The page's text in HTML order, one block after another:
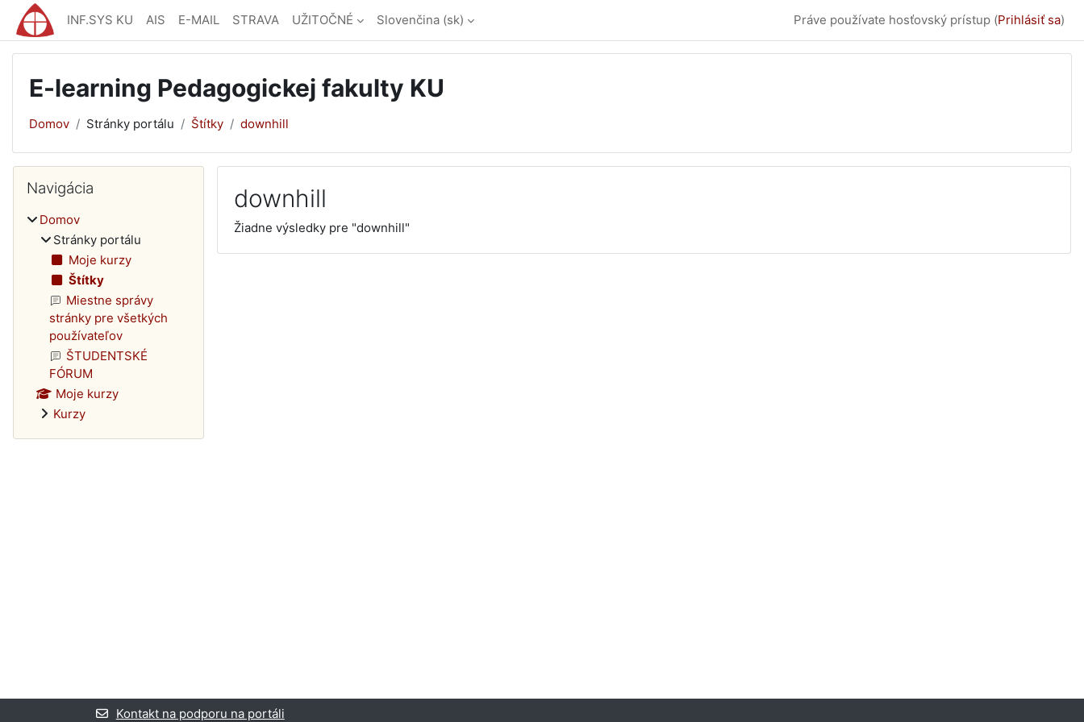
Preskočiť na hlavný obsah
INF.SYS KU AIS E-MAIL STRAVA UŽITOČNÉ Slovenčina ‎(sk)‎ Práve používate hosťovský prístup (Prihlásiť sa)
E-learning Pedagogickej fakulty KU
Domov Stránky portálu Štítky downhill
downhill
Žiadne výsledky pre "downhill"
Bloky
Navigácia
Domov
Stránky portálu
Moje kurzy
Štítky
Miestne správy
stránky pre všetkých
používateľov
ŠTUDENTSKÉ
FÓRUM
Moje kurzy
Kurzy
Kontakt na podporu na portáli